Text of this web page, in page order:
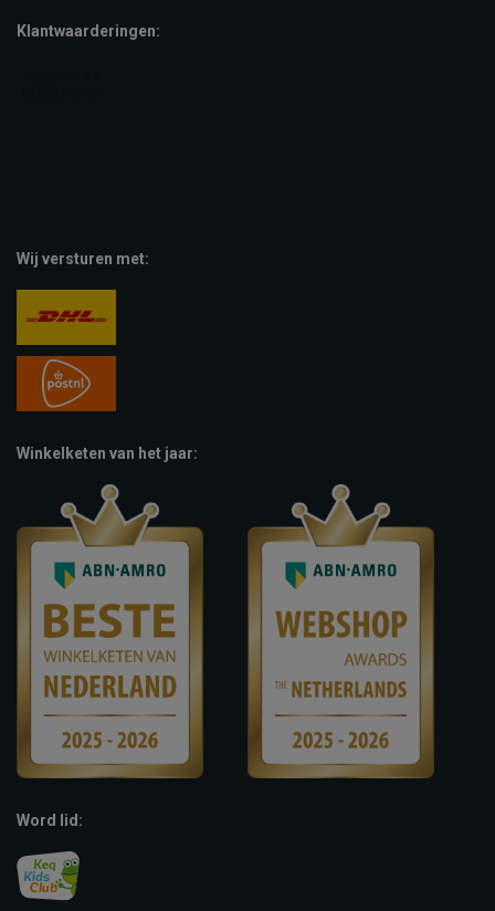
Klantwaarderingen:
Wij versturen met:
Winkelketen van het jaar:
Word lid: